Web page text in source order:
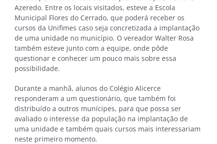
Azeredo. Entre os locais visitados, esteve a Escola
Municipal Flores do Cerrado, que poderá receber os
cursos da Unifimes caso seja concretizada a implantação
de uma unidade no município. O vereador Walter Rosa
também esteve junto com a equipe, onde pôde
questionar e conhecer um pouco mais sobre essa
possibilidade.
Durante a manhã, alunos do Colégio Alicerce
responderam a um questionário, que também foi
distribuído a outros munícipes, para que possa ser
avaliado o interesse da população na implantação de
uma unidade e também quais cursos mais interessariam
neste primeiro momento.